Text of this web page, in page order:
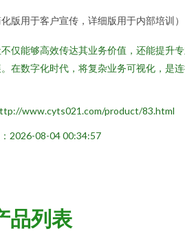
版用于客户宣传，详细版用于内部培训
仅能够高效传达其业务价值，还能提升
在数字化时代，将复杂业务可视化，是
www.cyts021.com/product/83.html
2026-08-04 00:34:57
品列表